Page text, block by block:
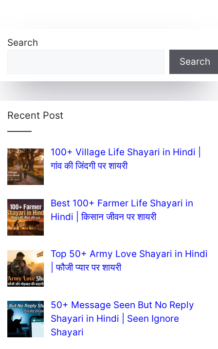
Search
Search
Recent Post
100+ Village Life Shayari in Hindi |
गांव की जिंदगी पर शायरी
Best 100+ Farmer Life Shayari in
Hindi | किसान जीवन पर शायरी
Top 50+ Army Love Shayari in Hindi
| फौजी प्यार पर शायरी
50+ Message Seen But No Reply
Shayari in Hindi | Seen Ignore
Shayari